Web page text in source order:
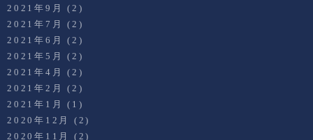
2021年9月
(2)
2021年7月
(2)
2021年6月
(2)
2021年5月
(2)
2021年4月
(2)
2021年2月
(2)
2021年1月
(1)
2020年12月
(2)
2020年11月
(2)